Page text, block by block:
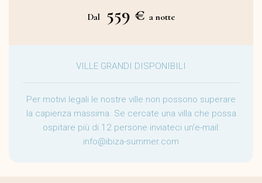
Dal 559 € a notte
VILLE GRANDI DISPONIBILI
Per motivi legali le nostre ville non possono superare
la capienza massima. Se cercate una villa che possa
ospitare più di 12 persone inviateci un'e-mail:
info@ibiza-summer.com